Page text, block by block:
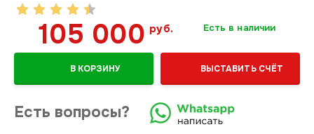
105 000руб. Есть в наличии
В КОРЗИНУ ВЫСТАВИТЬ СЧЁТ
Есть вопросы?